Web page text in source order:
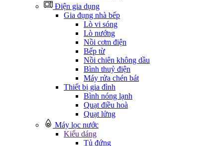
Điện gia dụng
Gia đụng nhà bếp
Lò vi sóng
Lò nướng
Nồi cơm điện
Bếp từ
Nồi chiên không dầu
Bình thuỷ điện
Máy rửa chén bát
Thiết bị gia đình
Bình nóng lạnh
Quạt điều hoà
Quạt lửng
Máy lọc nước
Kiểu dáng
Tủ đứng